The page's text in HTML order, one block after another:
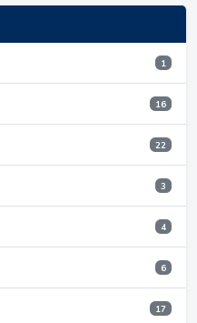
1
16
22
3
4
6
17